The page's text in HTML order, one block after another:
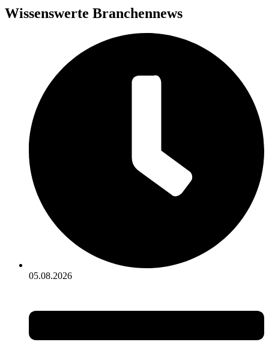
Wissenswerte Branchennews
05.08.2026